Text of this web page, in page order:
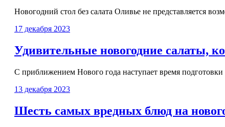
Новогодний стол без салата Оливье не представляется
17 декабря 2023
Удивительные новогодние салаты,
С приближением Нового года наступает время
13 декабря 2023
Шесть самых вредных блюд на